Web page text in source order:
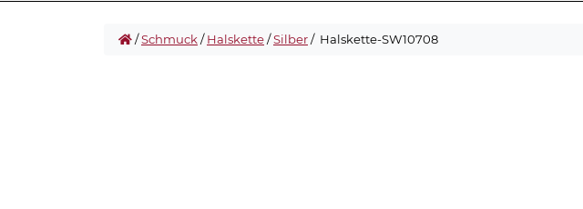
/Schmuck/Halskette/Silber/ Halskette-SW10708